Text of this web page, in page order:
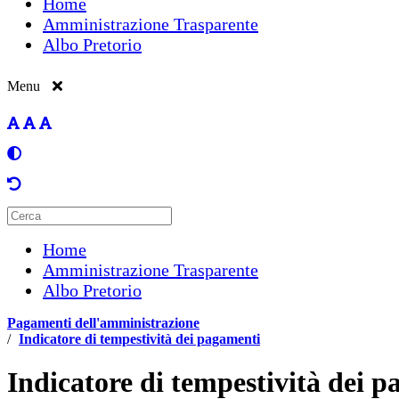
Amministrazione Trasparente
Albo Pretorio
Menu
Home
Amministrazione Trasparente
Albo Pretorio
Pagamenti dell'amministrazione
/ Indicatore di tempestività dei pagamenti
Indicatore di tempestività dei